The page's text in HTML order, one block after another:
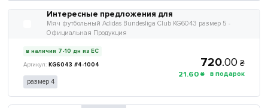
Интересные предложения для
Мяч футбольный Adidas Bundesliga Club KG6043 размер 5 -
Официальная Продукция
в наличии 7-10 дн из ЕС
KG6043 #4-1004
размер 4
720.00 ₴
21.60 ₴